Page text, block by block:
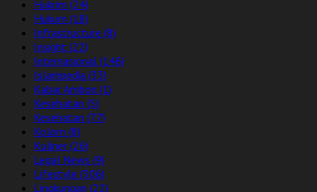
Hukrim (24)
Hukum (18)
Infrastructure (8)
Insight (22)
Internasional (146)
Islampedia (33)
Kabar Ambon (1)
Kesehatan (5)
Kesehatan (77)
Kolom (8)
Kuliner (26)
Legal News (9)
Lifestyle (306)
Lingkungan (22)